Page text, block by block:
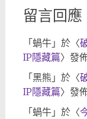
留言回應
「蝸牛」於〈
IP隱藏篇〉發
「黑熊 」於〈
IP隱藏篇〉發
「蝸牛」於〈